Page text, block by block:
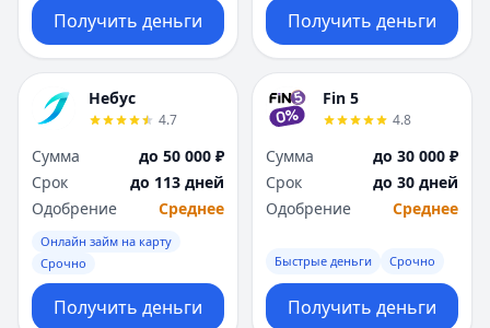
Получить деньги Получить деньги
Небус
4.7
Сумма
до 50 000 ₽
Срок
до 113 дней
Одобрение
Среднее
Онлайн займ на карту
Срочно
Получить деньги
Fin 5
4.8
Сумма
до 30 000 ₽
Срок
до 30 дней
Одобрение
Среднее
Быстрые деньги Срочно
Получить деньги